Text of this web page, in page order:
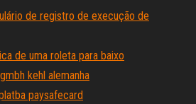
de registro de execução de
de uma roleta para baixo
kehl alemanha
paysafecard